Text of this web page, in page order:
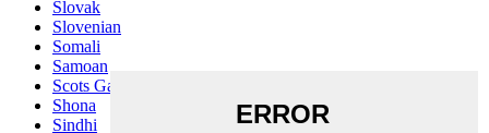
Slovak
Slovenian
Somali
Samoan
Scots Gaelic
Shona
Sindhi